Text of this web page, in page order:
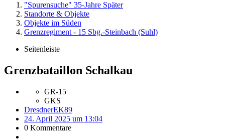
"Spurensuche" 35-Jahre Später
Standorte & Objekte
Objekte im Süden
Grenzregiment - 15 Sbg.-Steinbach (Suhl)
Seitenleiste
Grenzbataillon Schalkau
GR-15
GKS
DresdnerEK89
24. April 2025 um 13:04
0 Kommentare